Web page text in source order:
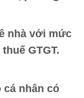
nhà với mức
GTGT.
cá nhân có